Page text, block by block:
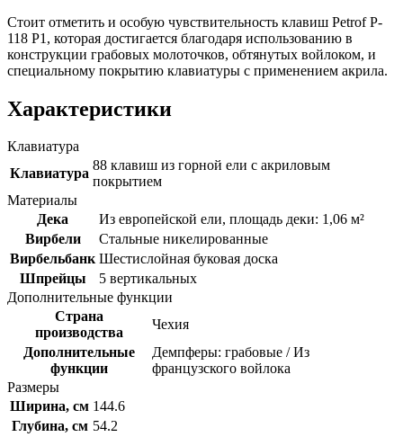
Стоит отметить и особую чувствительность клавиш Petrof P-
118 P1, которая достигается благодаря использованию в
конструкции грабовых молоточков, обтянутых войлоком, и
специальному покрытию клавиатуры с применением акрила.
Характеристики
Клавиатура
Клавиатура
88 клавиш из горной ели с акриловым
покрытием
Материалы
Дека
Из европейской ели, площадь деки: 1,06 м²
Вирбели
Стальные никелированные
Вирбельбанк Шестислойная буковая доска
Шпрейцы
5 вертикальных
Дополнительные функции
Страна
производства
Чехия
Дополнительные
функции
Демпферы: грабовые / Из
французского войлока
Размеры
Ширина, см 144.6
Глубина, см 54.2